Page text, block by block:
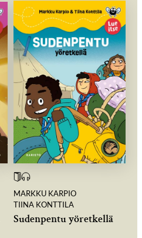
MARKKU KARPIO
TIINA KONTTILA
Sudenpentu yöretkellä